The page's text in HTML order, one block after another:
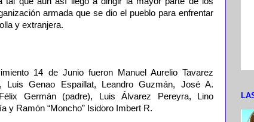
armada que se dio el pueblo para enfrentar
y extranjera.
14 de Junio fueron Manuel Aurelio Tavarez
Luis Genao Espaillat, Leandro Guzmán, José A.
Germán (padre), Luis Álvarez Pereyra, Lino
y Ramón “Moncho” Isidoro Imbert R.